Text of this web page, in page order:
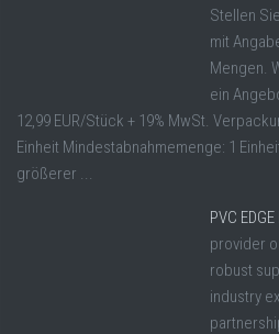
Stellen
mit
Mengen.
ein
12,99 EUR/Stück + 19% MwSt.
Einheit Mindestabnahmemenge: 1
größerer ...
PVC
provider
robust
industry